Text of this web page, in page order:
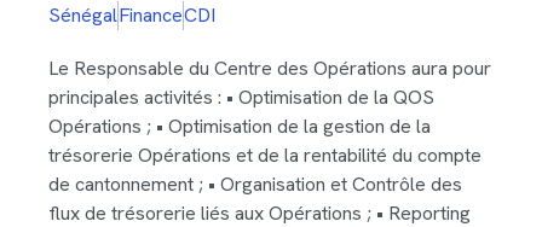
SénégalFinanceCDI
Le Responsable du Centre des Opérations aura pour
principales activités : • Optimisation de la QOS
Opérations ; • Optimisation de la gestion de la
trésorerie Opérations et de la rentabilité du compte
de cantonnement ; • Organisation et Contrôle des
flux de trésorerie liés aux Opérations ; • Reporting